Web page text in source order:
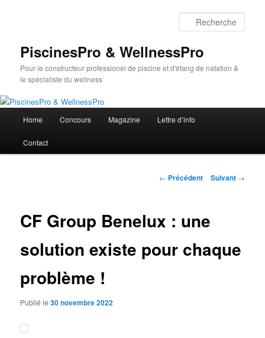
PiscinesPro & WellnessPro
Pour le constructeur professionel de piscine et d'étang de natation &
le spécialiste du wellness
principal
Home Concours Magazine Lettre d’info
Contact
Navigation
← Précédent Suivant →
CF Group Benelux : une
solution existe pour chaque
problème !
Publié le30 novembre 2022